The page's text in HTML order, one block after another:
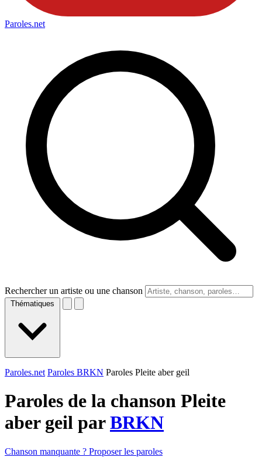
Paroles.net
Rechercher un artiste ou une chanson
Thématiques
Paroles.net Paroles BRKN Paroles Pleite aber geil
Paroles de la chanson Pleite
aber geil parBRKN
Chanson manquante ? Proposer les paroles